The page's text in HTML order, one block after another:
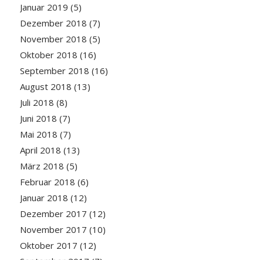
Januar 2019 (5)
Dezember 2018 (7)
November 2018 (5)
Oktober 2018 (16)
September 2018 (16)
August 2018 (13)
Juli 2018 (8)
Juni 2018 (7)
Mai 2018 (7)
April 2018 (13)
März 2018 (5)
Februar 2018 (6)
Januar 2018 (12)
Dezember 2017 (12)
November 2017 (10)
Oktober 2017 (12)